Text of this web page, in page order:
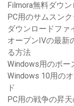
Filmora無料ダウ
PC用のサムスン
ダウンロードファ
オープンIVの最新
る方法
Windows用のボー
Windows 10用の
ド
PC用の戦争の昇